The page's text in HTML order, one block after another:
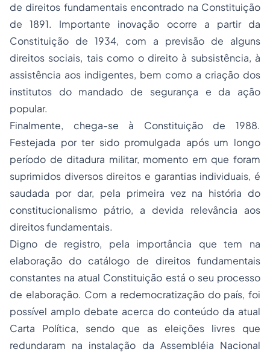
de direitos fundamentais encontrado na Constituição
de 1891. Importante inovação ocorre a partir da
Constituição de 1934, com a previsão de alguns
direitos sociais, tais como o direito à subsistência, à
assistência aos indigentes, bem como a criação dos
institutos do mandado de segurança e da ação
popular.
Finalmente, chega-se à Constituição de 1988.
Festejada por ter sido promulgada após um longo
período de ditadura militar, momento em que foram
suprimidos diversos direitos e garantias individuais, é
saudada por dar, pela primeira vez na história do
constitucionalismo pátrio, a devida relevância aos
direitos fundamentais.
Digno de registro, pela importância que tem na
elaboração do catálogo de direitos fundamentais
constantes na atual Constituição está o seu processo
de elaboração. Com a redemocratização do país, foi
possível amplo debate acerca do conteúdo da atual
Carta Política, sendo que as eleições livres que
redundaram na instalação da Assembléia Nacional